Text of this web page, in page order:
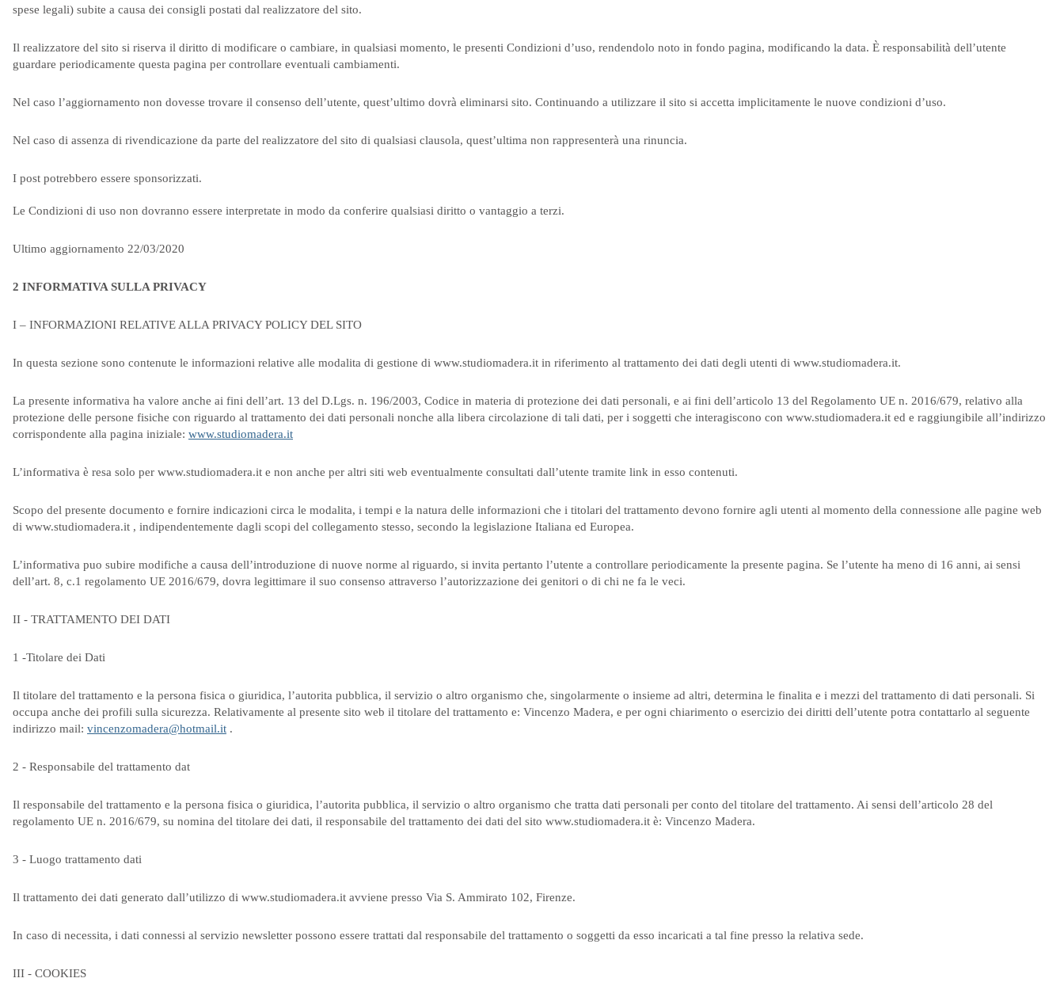
spese legali) subite a causa dei consigli postati dal realizzatore del sito.
Il realizzatore del sito si riserva il diritto di modificare o cambiare, in qualsiasi momento, le presenti Condizioni d’uso, rendendolo noto in fondo pagina, modificando la data. È responsabilità dell’utente
guardare periodicamente questa pagina per controllare eventuali cambiamenti.
Nel caso l’aggiornamento non dovesse trovare il consenso dell’utente, quest’ultimo dovrà eliminarsi sito. Continuando a utilizzare il sito si accetta implicitamente le nuove condizioni d’uso.
Nel caso di assenza di rivendicazione da parte del realizzatore del sito di qualsiasi clausola, quest’ultima non rappresenterà una rinuncia.
I post potrebbero essere sponsorizzati.
Le Condizioni di uso non dovranno essere interpretate in modo da conferire qualsiasi diritto o vantaggio a terzi.
Ultimo aggiornamento 22/03/2020
2 INFORMATIVA SULLA PRIVACY
I – INFORMAZIONI RELATIVE ALLA PRIVACY POLICY DEL SITO
In questa sezione sono contenute le informazioni relative alle modalita di gestione di www.studiomadera.it in riferimento al trattamento dei dati degli utenti di www.studiomadera.it.
La presente informativa ha valore anche ai fini dell’art. 13 del D.Lgs. n. 196/2003, Codice in materia di protezione dei dati personali, e ai fini dell’articolo 13 del Regolamento UE n. 2016/679, relativo alla
protezione delle persone fisiche con riguardo al trattamento dei dati personali nonche alla libera circolazione di tali dati, per i soggetti che interagiscono con www.studiomadera.it ed e raggiungibile all’indirizzo
corrispondente alla pagina iniziale: www.studiomadera.it
L’informativa è resa solo per www.studiomadera.it e non anche per altri siti web eventualmente consultati dall’utente tramite link in esso contenuti.
Scopo del presente documento e fornire indicazioni circa le modalita, i tempi e la natura delle informazioni che i titolari del trattamento devono fornire agli utenti al momento della connessione alle pagine web
di www.studiomadera.it , indipendentemente dagli scopi del collegamento stesso, secondo la legislazione Italiana ed Europea.
L’informativa puo subire modifiche a causa dell’introduzione di nuove norme al riguardo, si invita pertanto l’utente a controllare periodicamente la presente pagina. Se l’utente ha meno di 16 anni, ai sensi
dell’art. 8, c.1 regolamento UE 2016/679, dovra legittimare il suo consenso attraverso l’autorizzazione dei genitori o di chi ne fa le veci.
II - TRATTAMENTO DEI DATI
1 -Titolare dei Dati
Il titolare del trattamento e la persona fisica o giuridica, l’autorita pubblica, il servizio o altro organismo che, singolarmente o insieme ad altri, determina le finalita e i mezzi del trattamento di dati personali. Si
occupa anche dei profili sulla sicurezza. Relativamente al presente sito web il titolare del trattamento e: Vincenzo Madera, e per ogni chiarimento o esercizio dei diritti dell’utente potra contattarlo al seguente
indirizzo mail: vincenzomadera@hotmail.it .
2 - Responsabile del trattamento dat
Il responsabile del trattamento e la persona fisica o giuridica, l’autorita pubblica, il servizio o altro organismo che tratta dati personali per conto del titolare del trattamento. Ai sensi dell’articolo 28 del
regolamento UE n. 2016/679, su nomina del titolare dei dati, il responsabile del trattamento dei dati del sito www.studiomadera.it è: Vincenzo Madera.
3 - Luogo trattamento dati
Il trattamento dei dati generato dall’utilizzo di www.studiomadera.it avviene presso Via S. Ammirato 102, Firenze.
In caso di necessita, i dati connessi al servizio newsletter possono essere trattati dal responsabile del trattamento o soggetti da esso incaricati a tal fine presso la relativa sede.
III - COOKIES